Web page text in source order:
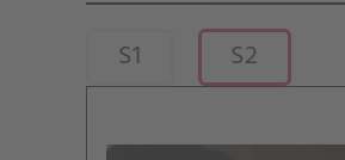
S1 S2